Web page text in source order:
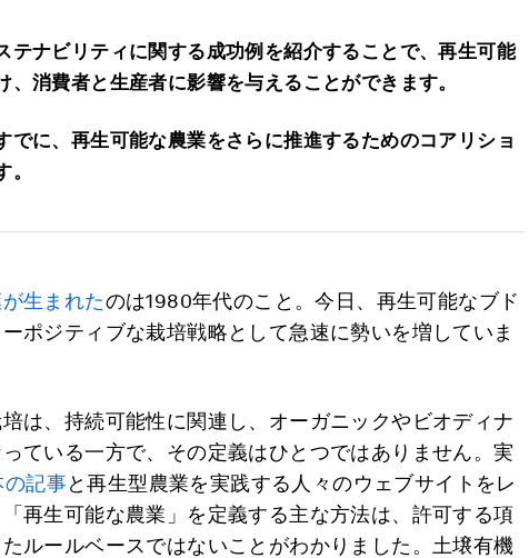
テナビリティに関する成功例を紹介することで、再生可能
、消費者と生産者に影響を与えることができます。
でに、再生可能な農業をさらに推進するためのコアリショ
生まれたのは1980年代のこと。今日、再生可能なブド
ポジティブな栽培戦略として急速に勢いを増していま
は、持続可能性に関連し、オーガニックやビオディナ
ている一方で、その定義はひとつではありません。実
記事と再生型農業を実践する人々のウェブサイトをレ
再生可能な農業」を定義する主な方法は、許可する項
ルールベースではないことがわかりました。土壌有機